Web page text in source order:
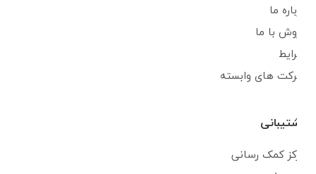
درباره ما
فروش با ما
شرایط
شرکت های وابسته
پشتیبانی
مرکز کمک رسانی